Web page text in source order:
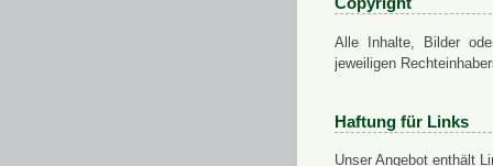
Alle Inhalte, Bilder
jeweiligen
Haftung für Links
Unser Angebot enthält